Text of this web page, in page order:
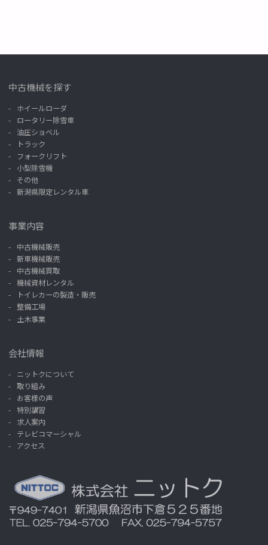
中古機械を探す
ホイールローダ
ロータリー除雪車
油圧ショベル
トラック
フォークリフト
小型除雪機
その他
新潟県限定レンタル車
事業内容
中古機械販売
新車機械販売
中古機械買取
機械資材レンタル
トイレカーの製造・販売
整備工場
土木事業
会社情報
ニットクについて
取り組み
お客様の声
特別講習
求人案内
テレビコマーシャル
アクセス